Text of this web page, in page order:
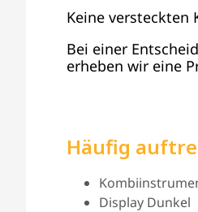
Keine versteckten
Bei einer
erheben wir eine
Häufig
Display Dunkel